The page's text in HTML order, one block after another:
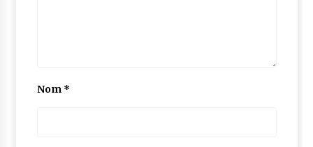
Nom *